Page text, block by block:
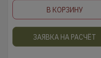
В КОРЗИНУ
ЗАЯВКА НА РАСЧЁТ